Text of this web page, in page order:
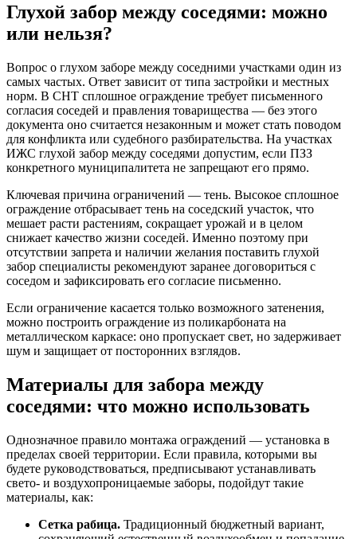
Глухой забор между соседями: можно
или нельзя?
Вопрос о глухом заборе между соседними участками один из
самых частых. Ответ зависит от типа застройки и местных
норм. В СНТ сплошное ограждение требует письменного
согласия соседей и правления товарищества — без этого
документа оно считается незаконным и может стать поводом
для конфликта или судебного разбирательства. На участках
ИЖС глухой забор между соседями допустим, если ПЗЗ
конкретного муниципалитета не запрещают его прямо.
Ключевая причина ограничений — тень. Высокое сплошное
ограждение отбрасывает тень на соседский участок, что
мешает расти растениям, сокращает урожай и в целом
снижает качество жизни соседей. Именно поэтому при
отсутствии запрета и наличии желания поставить глухой
забор специалисты рекомендуют заранее договориться с
соседом и зафиксировать его согласие письменно.
Если ограничение касается только возможного затенения,
можно построить ограждение из поликарбоната на
металлическом каркасе: оно пропускает свет, но задерживает
шум и защищает от посторонних взглядов.
Материалы для забора между
соседями: что можно использовать
Однозначное правило монтажа ограждений — установка в
пределах своей территории. Если правила, которыми вы
будете руководствоваться, предписывают устанавливать
свето- и воздухопроницаемые заборы, подойдут такие
материалы, как:
Сетка рабица. Традиционный бюджетный вариант,